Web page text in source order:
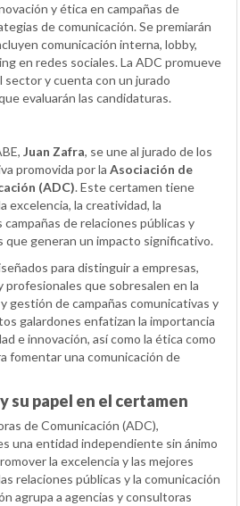
y ética en campañas de
de comunicación. Se premiarán
comunicación interna, lobby,
en redes sociales. La ADC promueve
sector y cuenta con un jurado
evaluarán las candidaturas.
Juan Zafra, se une al jurado de los
promovida por la Asociación de
(ADC). Este certamen tiene
excelencia, la creatividad, la
de relaciones públicas y
generan un impacto significativo.
para distinguir a empresas,
profesionales que sobresalen en la
gestión de campañas comunicativas y
galardones enfatizan la importancia
e innovación, así como la ética como
fomentar una comunicación de
su papel en el certamen
de Comunicación (ADC),
una entidad independiente sin ánimo
la excelencia y las mejores
relaciones públicas y la comunicación
agrupa a agencias y consultoras